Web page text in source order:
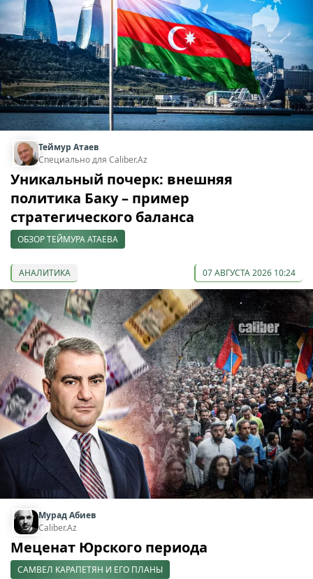
Теймур Атаев
Специально для Caliber.Az
Уникальный почерк: внешняя
политика Баку – пример
стратегического баланса
ОБЗОР ТЕЙМУРА АТАЕВА
АНАЛИТИКА 07 АВГУСТА 2026 10:24
Мурад Абиев
Caliber.Az
Меценат Юрского периода
САМВЕЛ КАРАПЕТЯН И ЕГО ПЛАНЫ